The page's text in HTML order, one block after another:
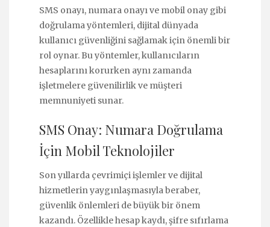
SMS onayı, numara onayı ve mobil onay gibi
doğrulama yöntemleri, dijital dünyada
kullanıcı güvenliğini sağlamak için önemli bir
rol oynar. Bu yöntemler, kullanıcıların
hesaplarını korurken aynı zamanda
işletmelere güvenilirlik ve müşteri
memnuniyeti sunar.
SMS Onay: Numara Doğrulama
İçin Mobil Teknolojiler
Son yıllarda çevrimiçi işlemler ve dijital
hizmetlerin yaygınlaşmasıyla beraber,
güvenlik önlemleri de büyük bir önem
kazandı. Özellikle hesap kaydı, şifre sıfırlama